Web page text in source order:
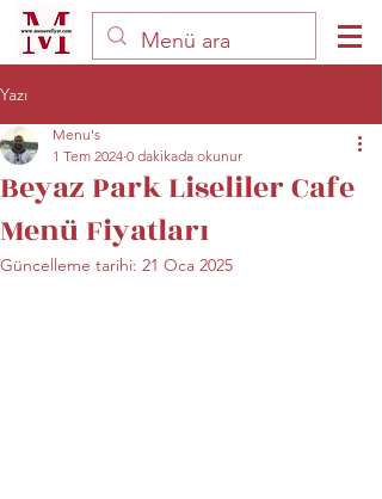
Yazı
Beyaz Park Liseliler Cafe
Menü Fiyatları
Menu's
1 Tem 2024 0 dakikada okunur
Güncelleme tarihi: 21 Oca 2025